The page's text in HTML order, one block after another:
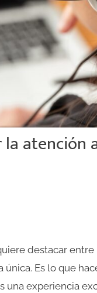
atención
destacar
Es lo que
una experiencia